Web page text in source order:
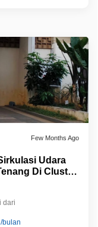
Few Months Ago
Udara
Di Cluster
dari